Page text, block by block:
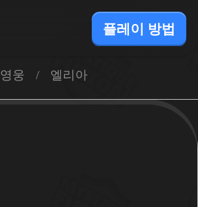
플레이 방법
영웅 / 엘리아